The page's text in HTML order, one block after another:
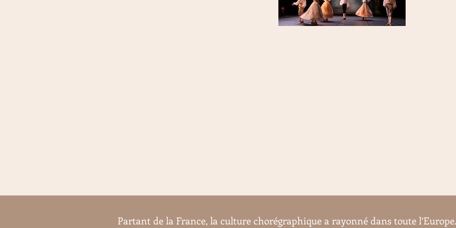
Partant de la France, la culture chorégraphique a rayonné dans toute l’Europe.